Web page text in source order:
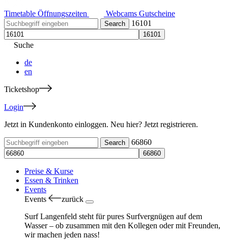
Timetable Öffnungszeiten Webcams Gutscheine
16101
Suche
de
en
Ticketshop
Login
Jetzt in Kundenkonto einloggen. Neu hier? Jetzt registrieren.
66860
Preise & Kurse
Essen & Trinken
Events
Events
zurück
Surf Langenfeld steht für pures Surfvergnügen auf dem
Wasser – ob zusammen mit den Kollegen oder mit Freunden,
wir machen jeden nass!